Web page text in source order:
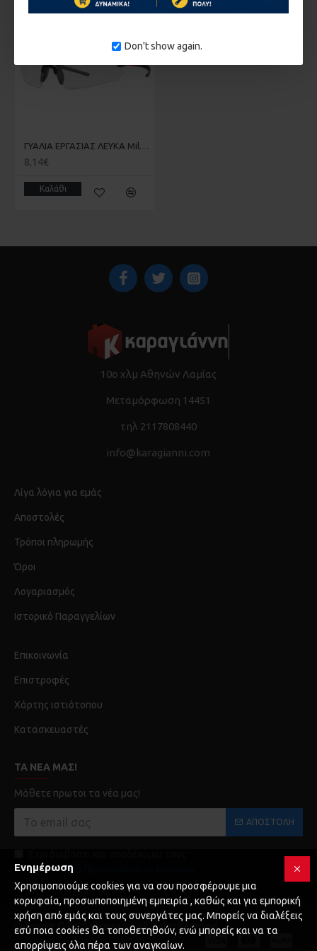
Don't show again.
ΚΑΤΌΠΙΝ ΠΑΡΑΓΓΕΛΊΑΣ
ΓΥΑΛΙΑ ΕΡΓΑΣΙΑΣ ΛΕΥΚΑ Milwaukee 4932471881
8,14€
Καλάθι
10ο χλμ Αθηνών Λαμίας
Μεταμόρφωση 14451
τηλ 2117808440
info@karagianni.com
Λίγα λόγια για εμάς
Αποστολές
Τρόποι πληρωμής
Όροι
Λογαριασμός
Ιστορικό Παραγγελίων
Επικοινωνία
Επιστροφές
Χάρτης ιστιότοπου
Κατασκευαστές
ΤΑ ΝΈΑ ΜΑΣ!
Μάθετε πρωτοι τα νέα μας!
ΑΠΟΣΤΟΛΉ
Προστασία Προσωπικών Δεδομένων
Copyright © 2025 Karagianni, All Rights Reserved
Ενημέρωση
Χρησιμοποιούμε cookies για να σου προσφέρουμε μια
κορυφαία, προσωποποιημένη εμπειρία , καθώς και για εμπορική
χρήση από εμάς και τους συνεργάτες μας. Μπορείς να διαλέξεις
εσύ ποια cookies θα τοποθετηθούν, ενώ μπορείς και να τα
απορρίψεις όλα πέρα των αναγκαίων.